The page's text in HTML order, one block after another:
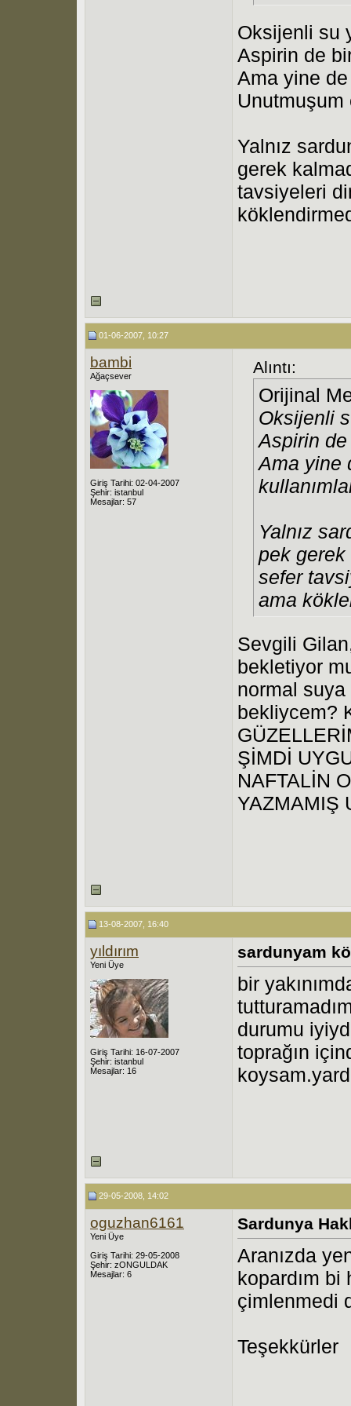
Oksijenli su
Aspirin de
Ama yine de
Yalnız
gerek
tavsiyeleri
01-06-2007, 10:27
bambi
Ağaçsever
Giriş Tarihi: 02-04-2007
Şehir: istanbul
Mesajlar: 57
Alıntı:
Orijinal
Oksijenli
Aspirin de
Ama yine
Yalnız
pek
sefer
ama
Sevgili
bekletiyor
normal suya
bekliycem?
ŞİMDİ
NAFTALİN
YAZMAMIŞ
13-08-2007, 16:40
yıldırım
Yeni Üye
Giriş Tarihi: 16-07-2007
Şehir: istanbul
Mesajlar: 16
sardunyam
bir
durumu
toprağın
29-05-2008, 14:02
oguzhan6161
Yeni Üye
Giriş Tarihi: 29-05-2008
Şehir: zONGULDAK
Mesajlar: 6
Sardunya
Aranızda
kopardım
çimlenmedi
Teşekkürler